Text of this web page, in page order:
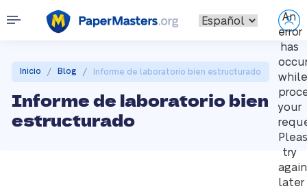
An
error
has
while
your
try
again
later
Inicio / Blog / Informe de laboratorio bien estructurado
Informe de laboratorio bien
estructurado